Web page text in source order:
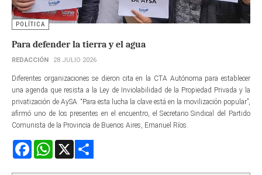
POLÍTICA
Para defender la tierra y el agua
REDACCIÓN 28 JULIO 2026
Diferentes organizaciones se dieron cita en la CTA Autónoma para establecer
una agenda que resista a la Ley de Inviolabilidad de la Propiedad Privada y la
privatización de AySA. “Para esta lucha la clave está en la movilización popular”,
afirmó uno de los presentes en el encuentro, el Secretario Sindical del Partido
Comunista de la Provincia de Buenos Aires, Emanuel Ríos.
FacebookWhatsApp